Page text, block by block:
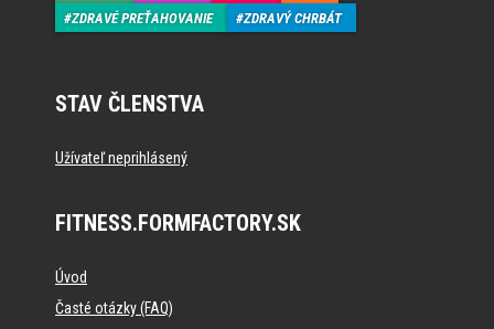
ZDRAVÉ PREŤAHOVANIE
ZDRAVÝ CHRBÁT
STAV ČLENSTVA
Užívateľ neprihlásený
FITNESS.FORMFACTORY.SK
Úvod
Časté otázky (FAQ)